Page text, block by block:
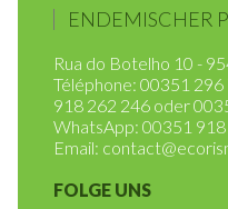
HOME
Rua do Botelho 10 -
Téléphone: 00351
918 262 246 oder
WhatsApp: 00351 918
Email: